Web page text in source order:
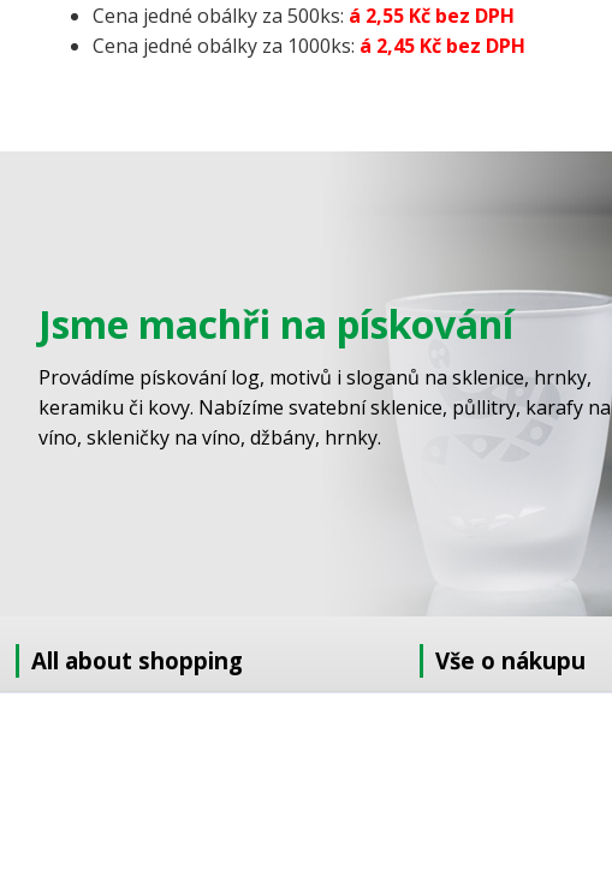
Cena jedné obálky za 500ks: á 2,55 Kč bez DPH
Cena jedné obálky za 1000ks: á 2,45 Kč bez DPH
Jsme machři na pískování
Provádíme pískování log, motivů i sloganů na sklenice, hrnky,
keramiku či kovy. Nabízíme svatební sklenice, půllitry, karafy na
víno, skleničky na víno, džbány, hrnky.
All about shopping Vše o nákupu